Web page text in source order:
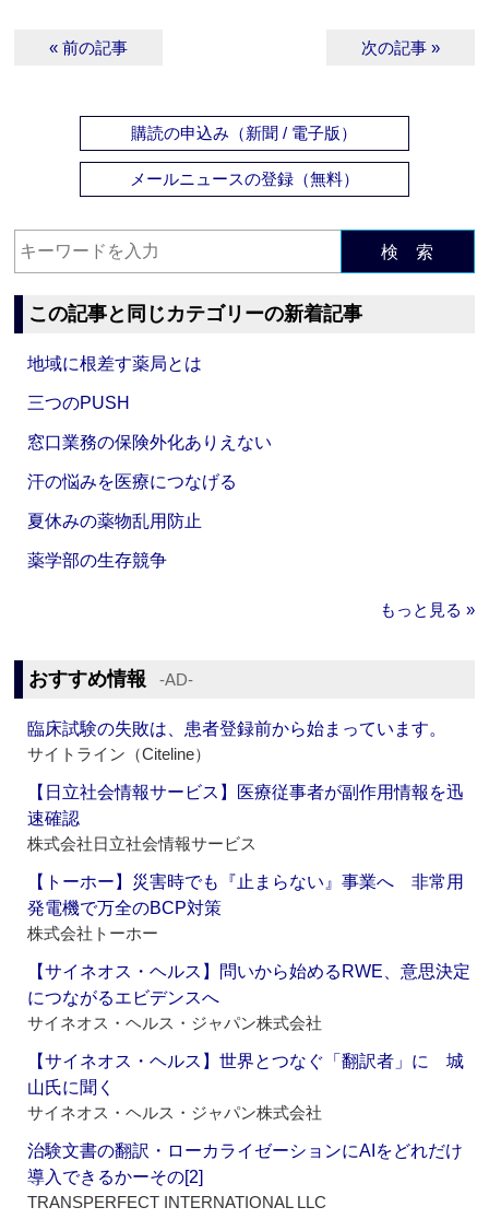
« 前の記事 次の記事 »
購読の申込み（新聞 / 電子版）
メールニュースの登録（無料）
検 索
この記事と同じカテゴリーの新着記事
地域に根差す薬局とは
三つのPUSH
窓口業務の保険外化ありえない
汗の悩みを医療につなげる
夏休みの薬物乱用防止
薬学部の生存競争
もっと見る »
おすすめ情報 ‐AD‐
臨床試験の失敗は、患者登録前から始まっています。
サイトライン（Citeline）
【日立社会情報サービス】医療従事者が副作用情報を迅
速確認
株式会社日立社会情報サービス
【トーホー】災害時でも『止まらない』事業へ 非常用
発電機で万全のBCP対策
株式会社トーホー
【サイネオス・ヘルス】問いから始めるRWE、意思決定
につながるエビデンスへ
サイネオス・ヘルス・ジャパン株式会社
【サイネオス・ヘルス】世界とつなぐ「翻訳者」に 城
山氏に聞く
サイネオス・ヘルス・ジャパン株式会社
治験文書の翻訳・ローカライゼーションにAIをどれだけ
導入できるかーその[2]
TRANSPERFECT INTERNATIONAL LLC